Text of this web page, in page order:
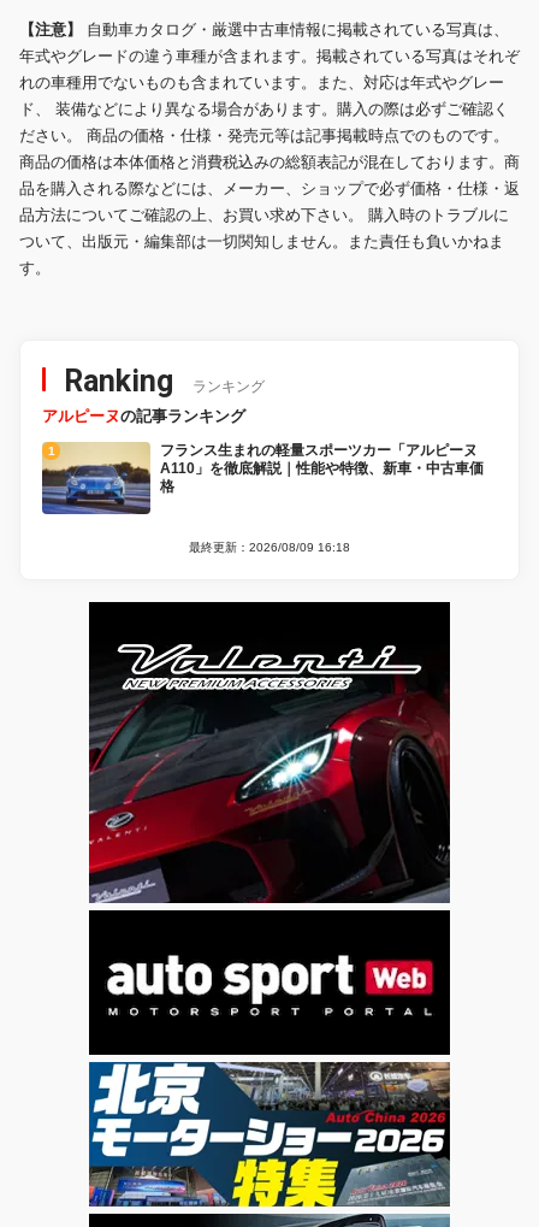
【注意】 自動車カタログ・厳選中古車情報に掲載されている写真は、
年式やグレードの違う車種が含まれます。掲載されている写真はそれぞ
れの車種用でないものも含まれています。また、対応は年式やグレー
ド、 装備などにより異なる場合があります。購入の際は必ずご確認く
ださい。 商品の価格・仕様・発売元等は記事掲載時点でのものです。
商品の価格は本体価格と消費税込みの総額表記が混在しております。商
品を購入される際などには、メーカー、ショップで必ず価格・仕様・返
品方法についてご確認の上、お買い求め下さい。 購入時のトラブルに
ついて、出版元・編集部は一切関知しません。また責任も負いかねま
す。
Ranking ランキング
アルピーヌの記事ランキング
フランス生まれの軽量スポーツカー「アルピーヌ
A110」を徹底解説｜性能や特徴、新車・中古車価
格
最終更新：2026/08/09 16:18